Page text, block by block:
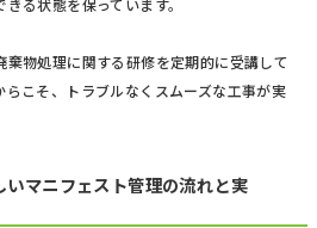
物処理に関する研修を定期的に受講して
こそ、トラブルなくスムーズな工事が実
いマニフェスト管理の流れと実